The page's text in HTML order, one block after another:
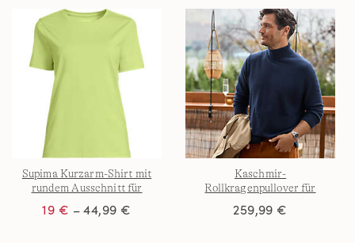
Supima Kurzarm-Shirt mit
rundem Ausschnitt für
19 € – 44,99 €
Kaschmir-
Rollkragenpullover für
259,99 €